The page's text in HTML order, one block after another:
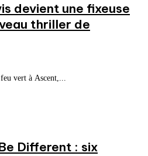
devient une fixeuse
thriller de
vert à Ascent,...
Different : six